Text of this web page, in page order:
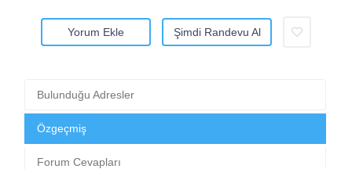
Yorum Ekle Şimdi Randevu Al
Bulunduğu Adresler
Özgeçmiş
Forum Cevapları